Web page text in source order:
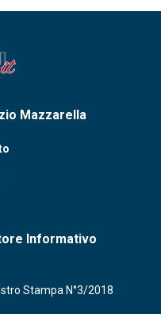
Mazzarella
Informativo
Stampa N°3/2018